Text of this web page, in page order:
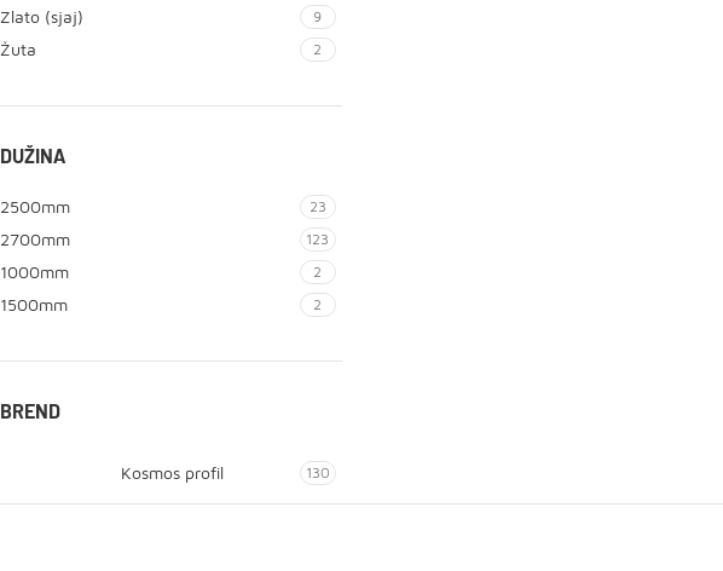
Zlato (sjaj) 9
Žuta 2
DUŽINA
2500mm 23
2700mm 123
1000mm 2
1500mm 2
BREND
Kosmos profil 130